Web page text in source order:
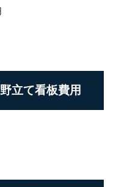
立て看板費用